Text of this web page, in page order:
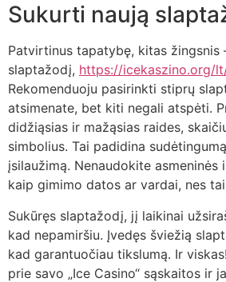
Sukurti naują
Patvirtinus tapatybę, kitas žingsnis
slaptažodį, https://icekaszino.org/
Rekomenduoju pasirinkti stiprų
atsimenate, bet kiti negali atspėti.
didžiąsias ir mažąsias raides,
simbolius. Tai padidina
įsilaužimą. Nenaudokite
kaip gimimo datos ar vardai, nes
Sukūręs slaptažodį, jį laikinai
kad nepamiršiu. Įvedęs šviežią
kad garantuočiau tikslumą. Ir
prie savo „Ice Casino“ sąskaitos ir